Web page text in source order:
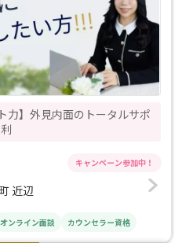
力】外見内面のトータルサポ
近辺
オンライン面談 カウンセラー資格